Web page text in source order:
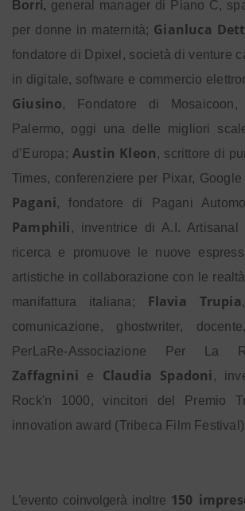
Borri, general manager di Piano C,
per donne in maternità; Gianluca
fondatore di Dpixel, società di venture
in digitale, software e commercio
Giusino, Fondatore di
Palermo, oggi una delle migliori
d’Europa; Austin Kleon , scrittore di
Times, conferenziere per Pixar, Google
Pagani, fondatore di Pagani
Pamphili , inventrice di A.I. Artisanal
ricerca e promuove le nuove
artistiche in collaborazione con le
manifattura italiana; Flavia Trupia
comunicazione, ghostwriter,
PerLaRe-Associazione Per La
Zaffagnini e Claudia Spadoni ,
Rock'n 1000, vincitori del Premio
innovation award (Tribeca Film
L’evento coinvolgerà inoltre 150